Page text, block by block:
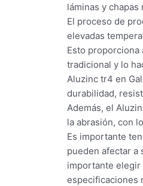
láminas y
El proceso de
elevadas
Esto
tradicional y lo
Aluzinc tr4 en
durabilidad,
Además, el
la abrasión, con
Es importante
pueden afectar a
importante elegir
especificaciones